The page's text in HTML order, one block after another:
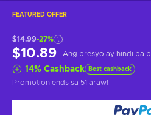
FEATURED OFFER
$14.99-27%
$10.89 Ang presyo ay hindi pa
14% Cashback Best cashback
Promotion ends sa 51 araw!